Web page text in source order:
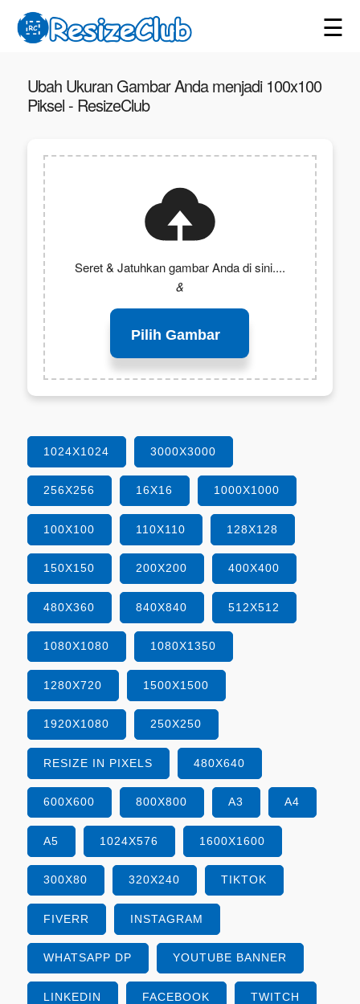
☰
Ubah Ukuran Gambar Anda menjadi 100x100
Piksel - ResizeClub
Seret & Jatuhkan gambar Anda di sini....
&
Pilih Gambar
1024X1024 3000X3000
256X256 16X16 1000X1000
100X100 110X110 128X128
150X150 200X200 400X400
480X360 840X840 512X512
1080X1080 1080X1350
1280X720 1500X1500
1920X1080 250X250
RESIZE IN PIXELS 480X640
600X600 800X800 A3 A4
A5 1024X576 1600X1600
300X80 320X240 TIKTOK
FIVERR INSTAGRAM
WHATSAPP DP YOUTUBE BANNER
LINKEDIN FACEBOOK TWITCH